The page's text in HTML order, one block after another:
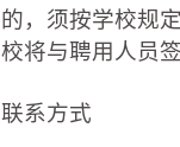
的，须按学校
将与聘用人员
系方式